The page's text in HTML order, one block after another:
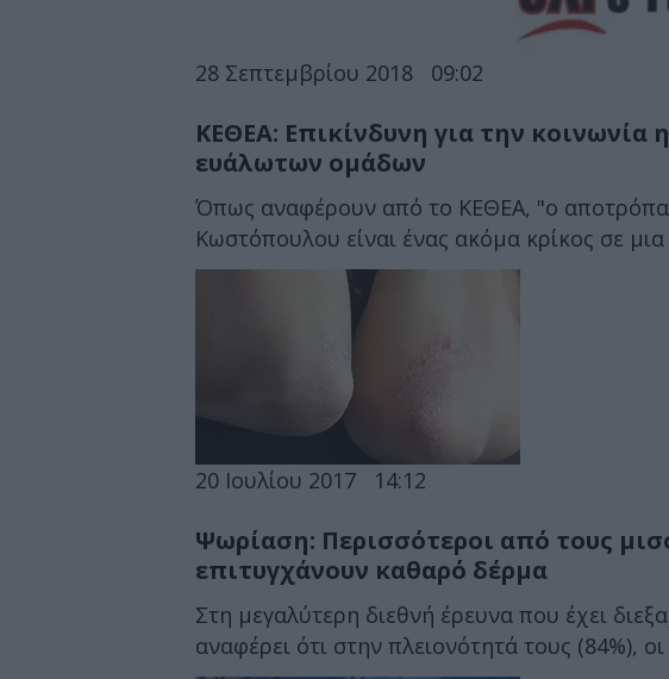
28 Σεπτεμβρίου 2018 09:02
ΚΕΘΕΑ: Επικίνδυνη για την
ευάλωτων ομάδων
Όπως αναφέρουν από το ΚΕΘΕΑ, "ο
Κωστόπουλου είναι ένας ακόμα κρίκος σε
20 Ιουλίου 2017 14:12
Ψωρίαση: Περισσότεροι από τους
επιτυγχάνουν καθαρό δέρμα
Στη μεγαλύτερη διεθνή έρευνα που έχει
αναφέρει ότι στην πλειονότητά τους (84%), οι